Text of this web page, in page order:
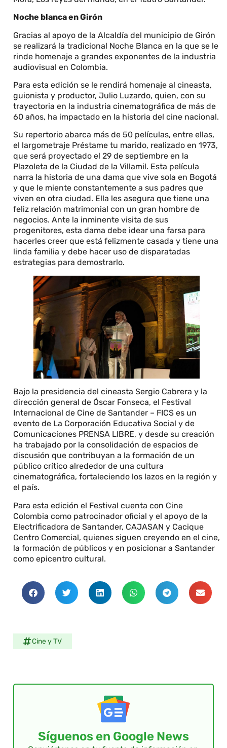
Noche blanca en Girón
Gracias al apoyo de la Alcaldía del municipio de Girón
se realizará la tradicional Noche Blanca en la que se le
rinde homenaje a grandes exponentes de la industria
audiovisual en Colombia.
Para esta edición se le rendirá homenaje al cineasta,
guionista y productor, Julio Luzardo, quien, con su
trayectoria en la industria cinematográfica de más de
60 años, ha impactado en la historia del cine nacional.
Su repertorio abarca más de 50 películas, entre ellas,
el largometraje Préstame tu marido, realizado en 1973,
que será proyectado el 29 de septiembre en la
Plazoleta de la Ciudad de la Villamil. Esta película
narra la historia de una dama que vive sola en Bogotá
y que le miente constantemente a sus padres que
viven en otra ciudad. Ella les asegura que tiene una
feliz relación matrimonial con un gran hombre de
negocios. Ante la inminente visita de sus
progenitores, esta dama debe idear una farsa para
hacerles creer que está felizmente casada y tiene una
linda familia y debe hacer uso de disparatadas
estrategias para demostrarlo.
Bajo la presidencia del cineasta Sergio Cabrera y la
dirección general de Óscar Fonseca, el Festival
Internacional de Cine de Santander – FICS es un
evento de La Corporación Educativa Social y de
Comunicaciones PRENSA LIBRE, y desde su creación
ha trabajado por la consolidación de espacios de
discusión que contribuyan a la formación de un
público crítico alrededor de una cultura
cinematográfica, fortaleciendo los lazos en la región y
el país.
Para esta edición el Festival cuenta con Cine
Colombia como patrocinador oficial y el apoyo de la
Electrificadora de Santander, CAJASAN y Cacique
Centro Comercial, quienes siguen creyendo en el cine,
la formación de públicos y en posicionar a Santander
como epicentro cultural.
Cine y TV
Síguenos en Google News